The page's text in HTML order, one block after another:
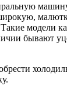
модели
бывают